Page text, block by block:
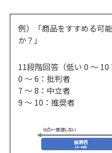
例）「商品をすすめる可
か？」
11段階回答（低い 0 ～
0 ～ 6：批判者
7 ～ 8：中立者
9 ～ 10：推奨者